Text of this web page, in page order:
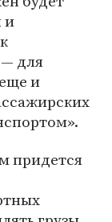
и
для
и
придется